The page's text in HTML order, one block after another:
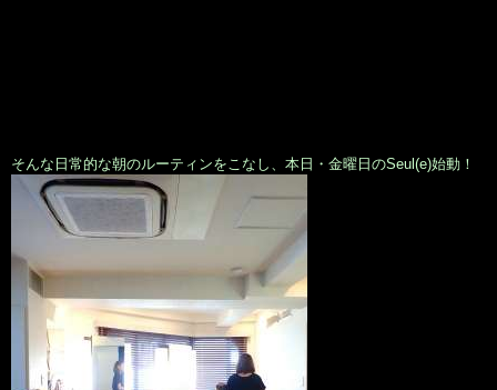
そんな日常的な朝のルーティンをこなし、本日・金曜日のSeul(e)始動！